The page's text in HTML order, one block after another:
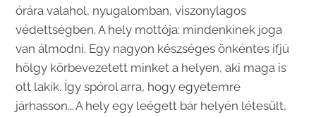
órára valahol, nyugalomban, viszonylagos
védettségben. A hely mottója: mindenkinek joga
van álmodni. Egy nagyon készséges önkéntes ifjú
hölgy körbevezetett minket a helyen, aki maga is
ott lakik. Így spórol arra, hogy egyetemre
járhasson… A hely egy leégett bár helyén létesült,